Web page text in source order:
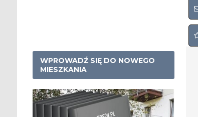
WPROWADŹ SIĘ DO NOWEGO
MIESZKANIA